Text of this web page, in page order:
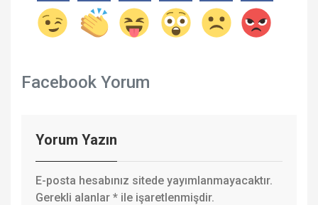
Facebook Yorum
Yorum Yazın
E-posta hesabınız sitede yayımlanmayacaktır.
Gerekli alanlar * ile işaretlenmişdir.